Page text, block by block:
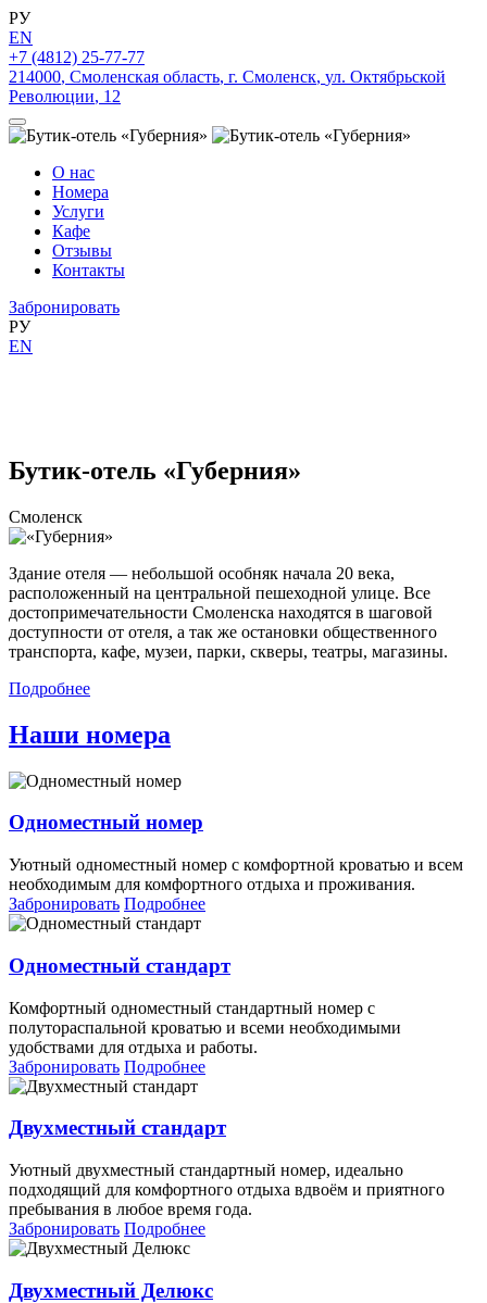
РУ
EN
+7 (4812) 25-77-77
214000, Смоленская область, г. Смоленск, ул. Октябрьской
Революции, 12
О нас
Номера
Услуги
Кафе
Отзывы
Контакты
Забронировать
РУ
EN
Бутик-отель «Губерния»
Смоленск
Здание отеля — небольшой особняк начала 20 века,
расположенный на центральной пешеходной улице. Все
достопримечательности Смоленска находятся в шаговой
доступности от отеля, а так же остановки общественного
транспорта, кафе, музеи, парки, скверы, театры, магазины.
Подробнее
Наши номера
Одноместный номер
Уютный одноместный номер с комфортной кроватью и всем
необходимым для комфортного отдыха и проживания.
Забронировать Подробнее
Одноместный стандарт
Комфортный одноместный стандартный номер с
полутораспальной кроватью и всеми необходимыми
удобствами для отдыха и работы.
Забронировать Подробнее
Двухместный стандарт
Уютный двухместный стандартный номер, идеально
подходящий для комфортного отдыха вдвоём и приятного
пребывания в любое время года.
Забронировать Подробнее
Двухместный Делюкс